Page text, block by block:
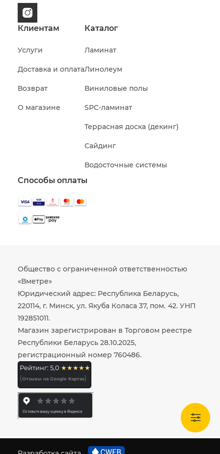
Клиентам
Услуги
Доставка и оплата
Возврат
О магазине
Каталог
Ламинат
Линолеум
Виниловые полы
SPC-ламинат
Террасная доска (декинг)
Сайдинг
Водосточные системы
Способы оплаты
Общество с ограниченной ответственностью
«Вметре»
Юридический адрес: Республика Беларусь,
220114, г. Минск, ул. Якуба Коласа 37, пом. 42. УНП
192851011.
Магазин зарегистрирован в Торговом реестре
Республики Беларусь 28.10.2025,
регистрационный номер 760486.
Рейтинг: 5,0 ★★★★★
(Отзывы на Google Картах)